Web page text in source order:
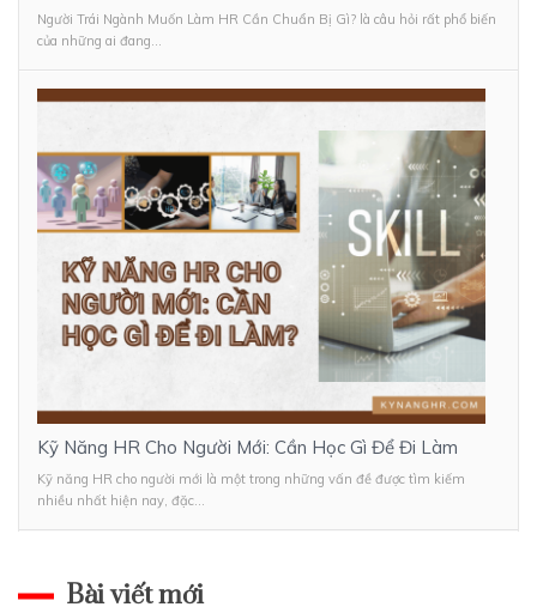
Người Trái Ngành Muốn Làm HR Cần Chuẩn Bị Gì? là câu hỏi rất phổ biến
của những ai đang...
Kỹ Năng HR Cho Người Mới: Cần Học Gì Để Đi Làm
Kỹ năng HR cho người mới là một trong những vấn đề được tìm kiếm
nhiều nhất hiện nay, đặc...
Bài viết mới